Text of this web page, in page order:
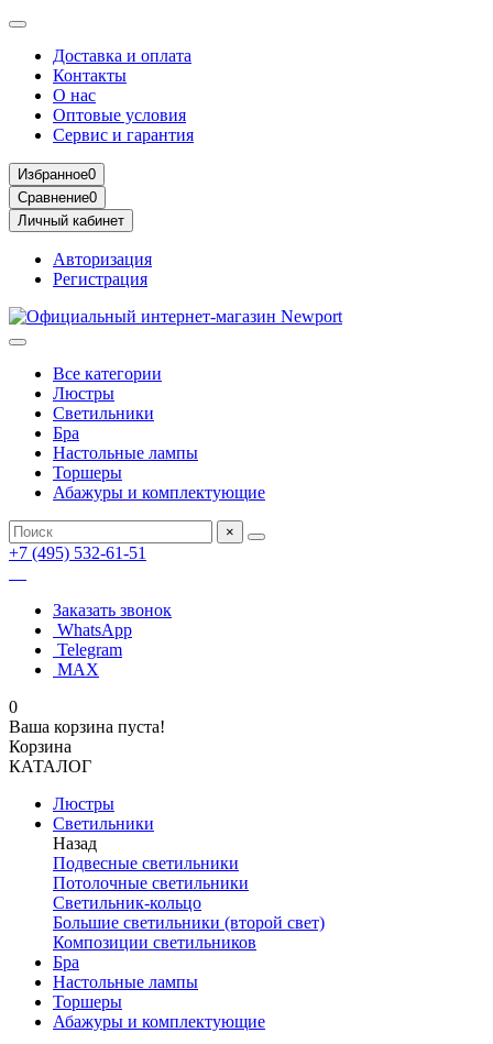
Доставка и оплата
Контакты
О нас
Оптовые условия
Сервис и гарантия
Избранное0
Сравнение0
Личный кабинет
Авторизация
Регистрация
Все категории
Люстры
Светильники
Бра
Настольные лампы
Торшеры
Абажуры и комплектующие
×
+7 (495) 532-61-51
Заказать звонок
WhatsApp
Telegram
MAX
0
Ваша корзина пуста!
Корзина
КАТАЛОГ
Люстры
Светильники
Назад
Подвесные светильники
Потолочные светильники
Светильник-кольцо
Большие светильники (второй свет)
Композиции светильников
Бра
Настольные лампы
Торшеры
Абажуры и комплектующие